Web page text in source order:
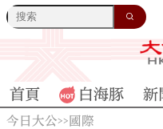
首頁 白海豚 新
今日大公>> 國際